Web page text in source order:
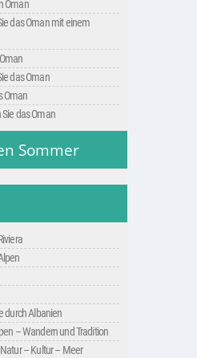
Oman
das Oman mit einem
das Oman
Oman
das Oman
Sommer
durch Albanien
– Wandern und Tradition
– Kultur – Meer